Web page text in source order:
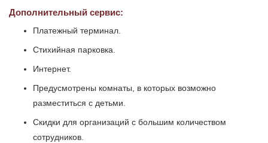
Дополнительный сервис:
Платежный терминал.
Стихийная парковка.
Интернет.
Предусмотрены комнаты, в которых возможно
разместиться с детьми.
Скидки для организаций с большим количеством
сотрудников.